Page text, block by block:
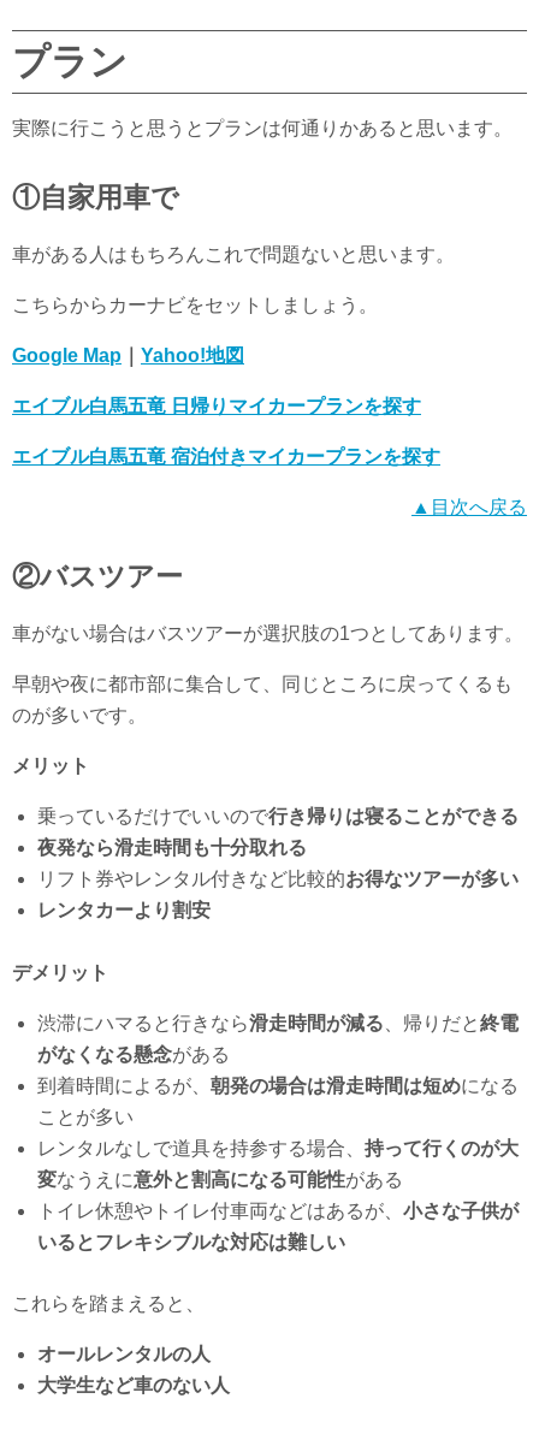
プラン
実際に行こうと思うとプランは何通りかあると思います。
①自家用車で
車がある人はもちろんこれで問題ないと思います。
こちらからカーナビをセットしましょう。
Google Map Yahoo!地図
エイブル白馬五竜 日帰りマイカープランを探す
エイブル白馬五竜 宿泊付きマイカープランを探す
▲目次へ戻る
②バスツアー
車がない場合はバスツアーが選択肢の1つとしてあります。
早朝や夜に都市部に集合して、同じところに戻ってくるも
のが多いです。
メリット
乗っているだけでいいので行き帰りは寝ることができる
夜発なら滑走時間も十分取れる
リフト券やレンタル付きなど比較的お得なツアーが多い
レンタカーより割安
デメリット
渋滞にハマると行きなら滑走時間が減る 、帰りだと終電
がなくなる懸念がある
到着時間によるが、 朝発の場合は滑走時間は短めになる
ことが多い
レンタルなしで道具を持参する場合、 持って行くのが大
変なうえに意外と割高になる可能性がある
トイレ休憩やトイレ付車両などはあるが、 小さな子供が
いるとフレキシブルな対応は難しい
これらを踏まえると、
オールレンタルの人
大学生など車のない人